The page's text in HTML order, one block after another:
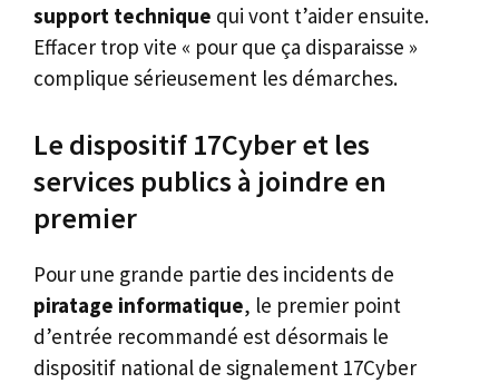
support technique qui vont t’aider ensuite.
Effacer trop vite « pour que ça disparaisse »
complique sérieusement les démarches.
Le dispositif 17Cyber et les
services publics à joindre en
premier
Pour une grande partie des incidents de
piratage informatique, le premier point
d’entrée recommandé est désormais le
dispositif national de signalement 17Cyber